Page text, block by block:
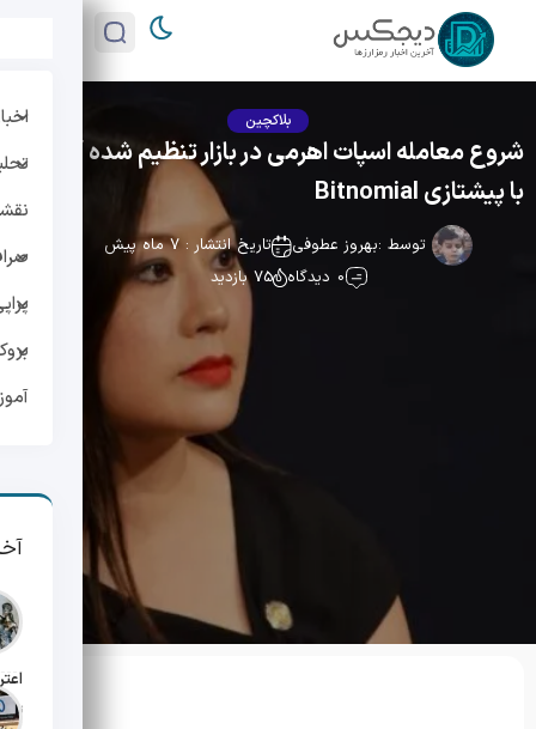
تاریخ
بلاکچین
شروع معامله اسپات اهرمی در بازار تنظیم شده آمریکا
با پیشتازی Bitnomial
توسط :بهروز عطوفی
تاریخ انتشار : 7 ماه پیش
0 دیدگاه
75 بازدید